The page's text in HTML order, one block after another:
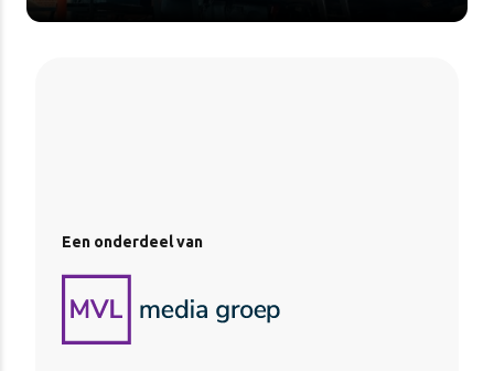
Een onderdeel van